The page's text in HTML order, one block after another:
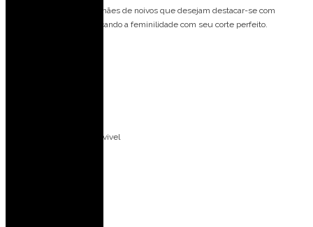
Este vestido é ideal para mães de noivos que desejam destacar-se com
elegância e glamour, realçando a feminilidade com seu corte perfeito.
Aplicação de flor removivel